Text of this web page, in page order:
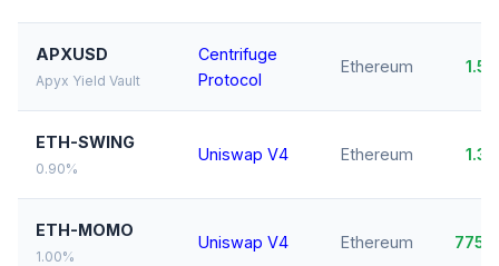
APXUSD
Apyx Yield Vault
Centrifuge
Protocol
Ethereum
ETH-SWING
0.90%
Uniswap V4 Ethereum
ETH-MOMO
1.00%
Uniswap V4 Ethereum